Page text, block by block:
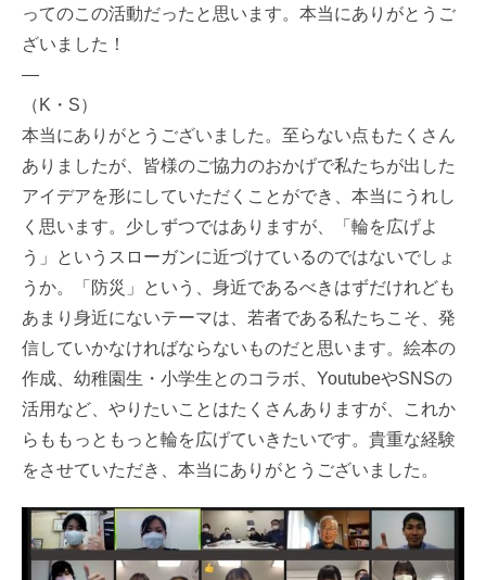
ってのこの活動だったと思います。本当にありがとうご
ざいました！
—
（K・S）
本当にありがとうございました。至らない点もたくさん
ありましたが、皆様のご協力のおかげで私たちが出した
アイデアを形にしていただくことができ、本当にうれし
く思います。少しずつではありますが、「輪を広げよ
う」というスローガンに近づけているのではないでしょ
うか。「防災」という、身近であるべきはずだけれども
あまり身近にないテーマは、若者である私たちこそ、発
信していかなければならないものだと思います。絵本の
作成、幼稚園生・小学生とのコラボ、YoutubeやSNSの
活用など、やりたいことはたくさんありますが、これか
らももっともっと輪を広げていきたいです。貴重な経験
をさせていただき、本当にありがとうございました。